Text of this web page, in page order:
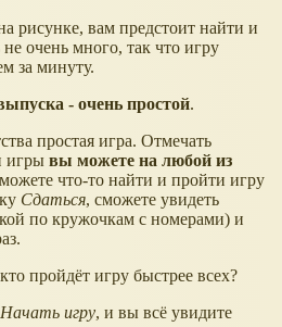
рисунке, вам предстоит найти и
очень много, так что игру
за минуту.
- очень простой.
простая игра. Отмечать
игры вы можете на любой из
что-то найти и пройти игру
Сдаться, сможете увидеть
по кружочкам с номерами) и
пройдёт игру быстрее всех?
Начать игру, и вы всё увидите